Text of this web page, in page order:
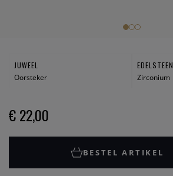
JUWEEL
Oorsteker
EDELSTEEN
Zirconium
€ 22,00
BESTEL ARTIKEL